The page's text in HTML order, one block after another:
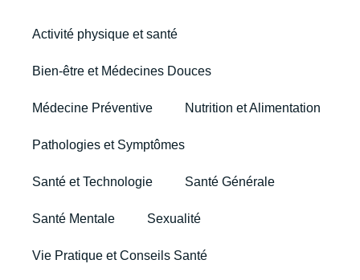
Activité physique et santé
Bien-être et Médecines Douces
Médecine Préventive Nutrition et Alimentation
Pathologies et Symptômes
Santé et Technologie Santé Générale
Santé Mentale Sexualité
Vie Pratique et Conseils Santé